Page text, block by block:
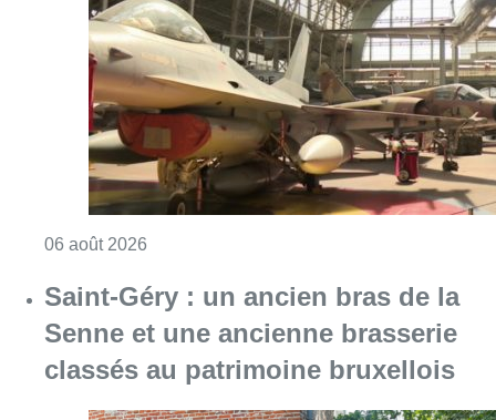
06 août 2026
Saint-Géry : un ancien bras de la
Senne et une ancienne brasserie
classés au patrimoine bruxellois